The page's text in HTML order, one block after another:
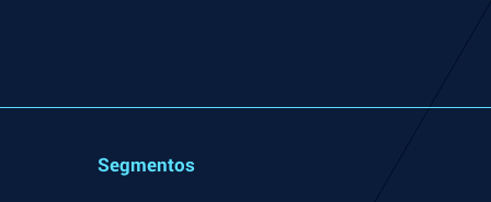
Segmentos